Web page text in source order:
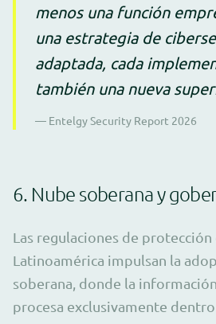
menos una función
una estrategia de
adaptada, cada
también una nueva
— Entelgy Security Report 2026
6. Nube soberana y
Las regulaciones de protección
Latinoamérica impulsan la
soberana, donde la
procesa exclusivamente